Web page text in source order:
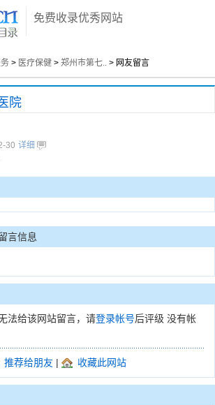
免费收录优秀网站
> 医疗保健 > 郑州市第七.. > 网友留言
院
30 详细
言信息
法给该网站留言，请登录帐号后评级 没有帐
推荐给朋友 | 收藏此网站